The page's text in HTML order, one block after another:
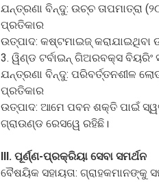
ଯନ୍ତ୍ରଣା ବିନ୍ଦୁ: ଉଚ୍ଚ ତାପମାତ୍ରା
ପ୍ରତିକାର
ଉତ୍ପାଦ: କଷ୍ଟମାଇଜ୍ କରାଯାଇଥିବା
3. ୱିଣ୍ଡ ଟର୍ବାଇନ୍ ଗିଅରବକ୍ସ ବିୟରିଂ
ଯନ୍ତ୍ରଣା ବିନ୍ଦୁ: ପରିବର୍ତ୍ତନଶୀଳ
ପ୍ରତିକାର
ଉତ୍ପାଦ: ଆମେ ପବନ ଶକ୍ତି ପାଇଁ
ଗ୍ରାଉଣ୍ଡ ରେସୱେ ରହିଛି।
III. ପୂର୍ଣ୍ଣ-ପ୍ରକ୍ରିୟା ସେବା ସମର୍ଥନ
ବୈଷୟିକ ସହାୟତା: ଗ୍ରାହକମାନଙ୍କୁ